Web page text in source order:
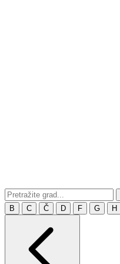
B C Č D F G H